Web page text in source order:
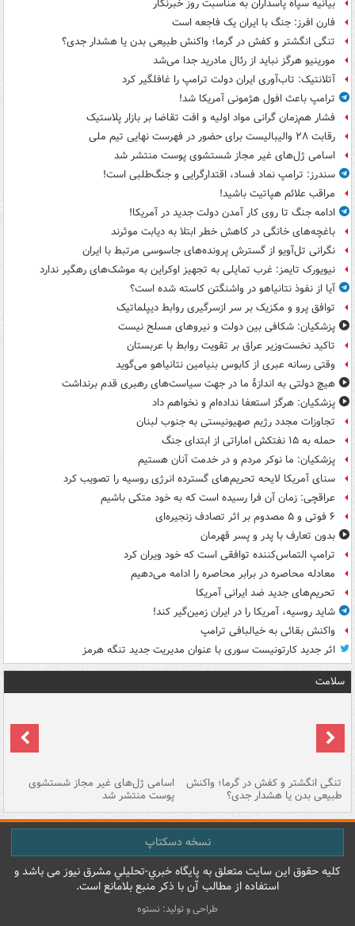
بیانیه سپاه پاسداران به مناسبت روز خبرنگار
فارن افرز: جنگ با ایران یک فاجعه است
تنگی انگشتر و کفش در گرما؛ واکنش طبیعی بدن یا هشدار جدی؟
مورینیو هرگز نباید از رئال مادرید جدا می‌شد
آتلانتیک: تاب‌آوری ایران دولت ترامپ را غافلگیر کرد
ترامپ باعث افول هژمونی آمریکا شد!
فشار هم‌زمان گرانی مواد اولیه و افت تقاضا بر بازار پلاستیک
رقابت ۲۸ والیبالیست برای حضور در فهرست نهایی تیم ملی
اسامی ژل‌های غیر مجاز شستشوی پوست منتشر شد
سندرز: ترامپ نماد فساد، اقتدارگرایی و جنگ‌طلبی است!
مراقب علائم هپاتیت باشید!
ادامه جنگ تا روی کار آمدن دولت جدید در آمریکا!
باغچه‌های خانگی در کاهش خطر ابتلا به دیابت موثرند
نگرانی تل‌آویو از گسترش پرونده‌های جاسوسی مرتبط با ایران
نیویورک تایمز: غرب تمایلی به تجهیز اوکراین به موشک‌های رهگیر ندارد
آیا از نفوذ نتانیاهو در واشنگتن کاسته شده است؟
توافق پرو و مکزیک بر سر ازسرگیری روابط دیپلماتیک
پزشکیان: شکافی بین دولت و نیروهای مسلح نیست
تاکید نخست‌وزیر عراق بر تقویت روابط با عربستان
وقتی رسانه عبری از کابوس بنیامین نتانیاهو می‌گوید
هیچ دولتی به اندازۀ ما در جهت سیاست‌های رهبری قدم برنداشت
پزشکیان: هرگز استعفا نداده‌ام و نخواهم داد
تجاوزات مجدد رژیم صهیونیستی به جنوب لبنان
حمله به ۱۵ نفتکش‌ اماراتی از ابتدای جنگ
پزشکیان: ما نوکر مردم و در خدمت آنان هستیم
سنای آمریکا لایحه تحریم‌های گسترده انرژی روسیه را تصویب کرد
عراقچی: زمان آن فرا رسیده است که به خود متکی باشیم
۶ فوتی و ۵ مصدوم بر اثر تصادف زنجیره‌ای
بدون تعارف با پدر و پسر قهرمان
ترامپ التماس‌کننده توافقی است که خود ویران کرد
معادله محاصره در برابر محاصره را ادامه می‌دهیم
تحریم‌های جدید ضد ایرانی آمریکا
شاید روسیه، آمریکا را در ایران زمین‌گیر کند!
واکنش بقائی به خیالبافی ترامپ
اثر جدید کارتونیست سوری با عنوان مدیریت جدید تنگه هرمز
سلامت
تنگی انگشتر و کفش در گرما؛ واکنش
طبیعی بدن یا هشدار جدی؟
اسامی ژل‌های غیر مجاز شستشوی
پوست منتشر شد
نسخه دسکتاپ
کليه حقوق اين سايت متعلق به پایگاه خبري-تحليلي مشرق نيوز می باشد و
استفاده از مطالب آن با ذکر منبع بلامانع است.
طراحی و تولید: نستوه